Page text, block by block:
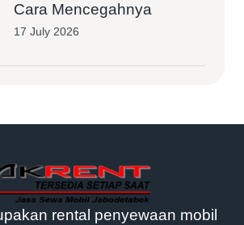
Cara Mencegahnya
17 July 2026
rental penyewaan mobil